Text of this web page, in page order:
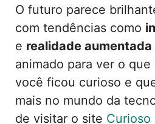
O futuro parece
com tendências como
e realidade aumentada
animado para ver o
você ficou curioso e
mais no mundo da
de visitar o site Curioso